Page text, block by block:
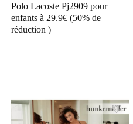
Polo Lacoste Pj2909 pour
enfants à 29.9€ (50% de
réduction )